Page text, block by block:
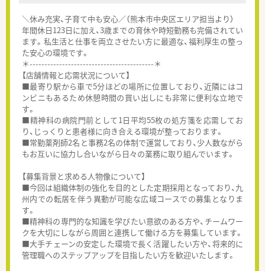
＼休み充実、子育て中も安心／（熊本市中央区エリア担当より）
年間休日123日に加え、3歳までの育休や時短勤務も完備されてい
ます。私生活と仕事を両立させたい方に最適な、福利厚生の整っ
た安心の環境です。
＊------------------------------------------＊
【店舗情報と応需状況について】
■最寄り駅から車で5分ほどの場所に位置しており、近隣にはコ
ンビニもあるため休憩時間の買い出しにも非常に便利な立地で
す。
■精神科の病院門前として1日平均55枚の処方箋を応需してお
り、じっくりと患者様に向き合える環境が整っております。
■常勤薬剤師2名と事務2名の体制で運営しており、少人数ながら
もお互いに協力し合いながら日々の業務に取り組んでいます。
【募集背景と求める人物像について】
■今回は組織体制の強化を目的とした定期採用となっており、九
州内での転居を伴う異動が可能な広域コースでの募集となりま
す。
■精神科の専門的な知識を学びたい意欲のある方や、チームワー
クを大切にしながら周囲と連携して働ける方を募集しています。
■大手チェーンの安定した環境で長く活躍したい方や、将来的に
管理職へのステップアップを目指したい方を歓迎いたします。